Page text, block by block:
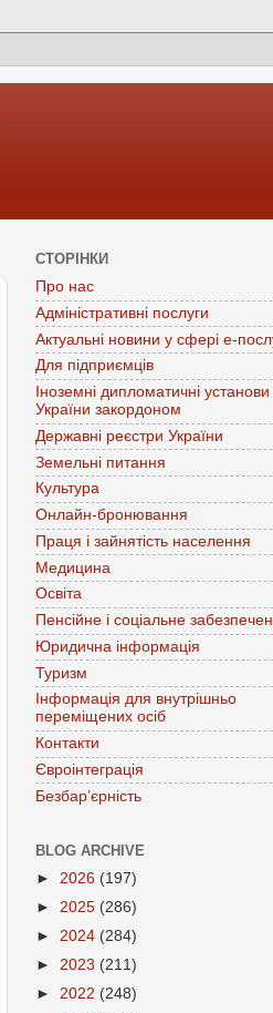
СТОРІНКИ
Про нас
Адміністративні послуги
Актуальні новини у сфері е-
Для підприємців
Іноземні дипломатичні установи
України закордоном
Державні реєстри України
Земельні питання
Культура
Онлайн-бронювання
Праця і зайнятість населення
Медицина
Освіта
Пенсійне і соціальне
Юридична інформація
Туризм
Інформація для внутрішньо
переміщених осіб
Контакти
Євроінтеграція
Безбар’єрність
BLOG ARCHIVE
► 2026 (197)
► 2025 (286)
► 2024 (284)
► 2023 (211)
► 2022 (248)